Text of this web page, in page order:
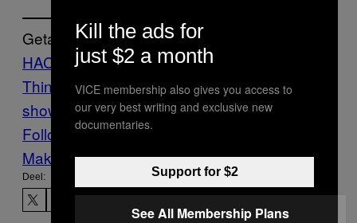
Getagd:
HACK
Internet Internet of
Things
Motherboard motherboard
show
nieuws printers Racisme Tech
Follow Us On Discover
Make Us Preferred In Top Stories
Deel:
Kill the ads for
just $2 a month
VICE membership also gives you access to
our very best writing and exclusive new
documentaries.
Support for $2
See All Membership Plans